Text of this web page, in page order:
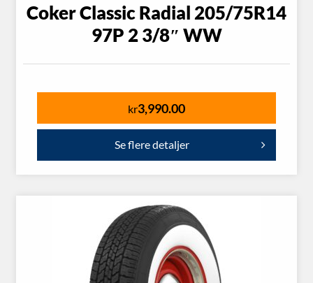
Coker Classic Radial 205/75R14
97P 2 3/8″ WW
kr3,990.00
Se flere detaljer